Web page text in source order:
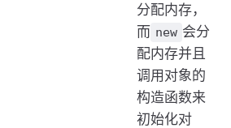
分配内存，
而 new 会分
配内存并且
调用对象的
构造函数来
初始化对